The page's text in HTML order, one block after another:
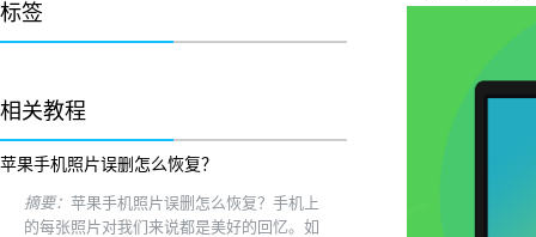
标签
相关教程
苹果手机照片误删怎么恢复？
摘要： 苹果手机照片误删怎么恢复？手机上
的每张照片对我们来说都是美好的回忆。如